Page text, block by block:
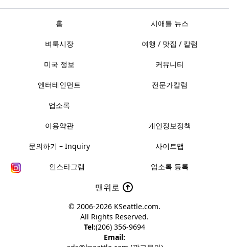
홈 시애틀 뉴스
벼룩시장 여행 / 맛집 / 칼럼
미국 정보 커뮤니티
엔터테인먼트 전문가칼럼
업소록
이용약관 개인정보정책
문의하기 – Inquiry 사이트맵
인스타그램 업소록 등록
맨위로
© 2006-2026 KSeattle.com.
All Rights Reserved.
Tel:(206) 356-9694
Email: